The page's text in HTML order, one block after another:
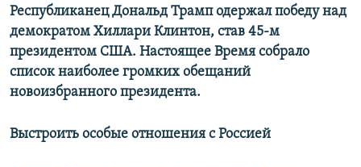
Все сайты RFE/RL
Республиканец Дональд Трамп одержал победу над
демократом Хиллари Клинтон, став 45-м
президентом США. Настоящее Время собрало
список наиболее громких обещаний
новоизбранного президента.
Выстроить особые отношения с Россией